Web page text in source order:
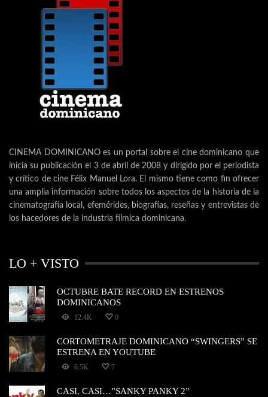
CINEMA DOMINICANO es un portal sobre el cine dominicano que
inicia su publicación el 3 de abril de 2008 y dirigido por el periodista
y crítico de cine Félix Manuel Lora. El mismo tiene como fin ofrecer
una amplia información sobre todos los aspectos de la historia de la
cinematografía local, efemérides, biografías, reseñas y entrevistas de
los hacedores de la industria fílmica dominicana.
LO + VISTO
OCTUBRE BATE RECORD EN ESTRENOS
DOMINICANOS
12.4K 0
CORTOMETRAJE DOMINICANO “SWINGERS” SE
ESTRENA EN YOUTUBE
6.5K 7
CASI, CASI…”SANKY PANKY 2”